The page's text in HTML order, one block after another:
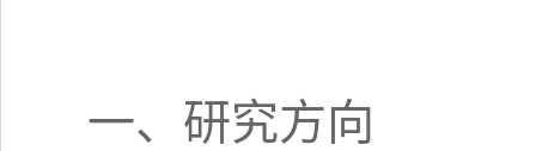
一、研究方向